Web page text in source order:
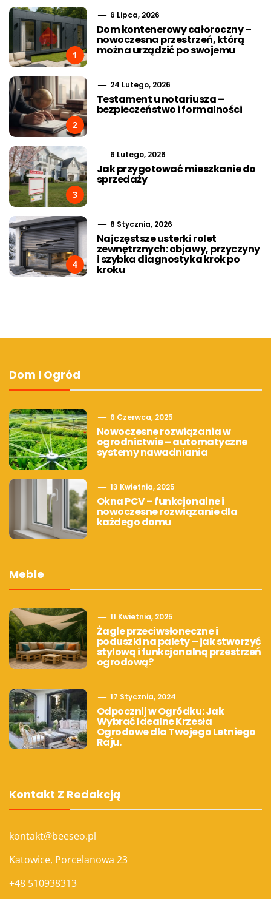
1
6 Lipca, 2026
Dom kontenerowy całoroczny –
nowoczesna przestrzeń, którą
można urządzić po swojemu
2
24 Lutego, 2026
Testament u notariusza –
bezpieczeństwo i formalności
3
6 Lutego, 2026
Jak przygotować mieszkanie do
sprzedaży
4
8 Stycznia, 2026
Najczęstsze usterki rolet
zewnętrznych: objawy, przyczyny
i szybka diagnostyka krok po
kroku
Dom I Ogród
6 Czerwca, 2025
Nowoczesne rozwiązania w
ogrodnictwie – automatyczne
systemy nawadniania
13 Kwietnia, 2025
Okna PCV – funkcjonalne i
nowoczesne rozwiązanie dla
każdego domu
Meble
11 Kwietnia, 2025
Żagle przeciwsłoneczne i
poduszki na palety – jak stworzyć
stylową i funkcjonalną przestrzeń
ogrodową?
17 Stycznia, 2024
Odpocznij w Ogródku: Jak
Wybrać Idealne Krzesła
Ogrodowe dla Twojego Letniego
Raju.
Kontakt Z Redakcją
kontakt@beeseo.pl
Katowice, Porcelanowa 23
+48 510938313